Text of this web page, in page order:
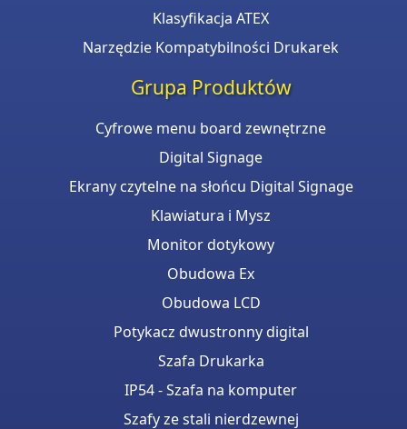
Klasyfikacja ATEX
Narzędzie Kompatybilności Drukarek
Grupa Produktów
Cyfrowe menu board zewnętrzne
Digital Signage
Ekrany czytelne na słońcu Digital Signage
Klawiatura i Mysz
Monitor dotykowy
Obudowa Ex
Obudowa LCD
Potykacz dwustronny digital
Szafa Drukarka
IP54 - Szafa na komputer
Szafy ze stali nierdzewnej